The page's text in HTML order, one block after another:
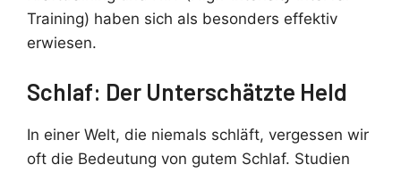
Training) haben sich als besonders effektiv
erwiesen.
Schlaf: Der Unterschätzte Held
In einer Welt, die niemals schläft, vergessen wir
oft die Bedeutung von gutem Schlaf. Studien